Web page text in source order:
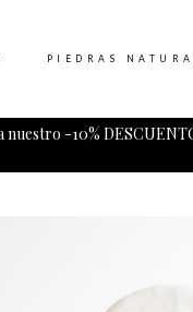
-10%
PIEDRAS